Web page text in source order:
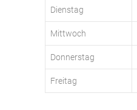
Dienstag
Mittwoch
Donnerstag
Freitag